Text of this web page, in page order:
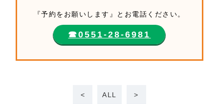
『予約をお願いします』とお電話ください。
☎︎0551-28-6981
< ALL >